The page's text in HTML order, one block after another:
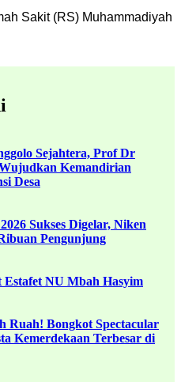
Sakit (RS) Muhammadiyah
Sejahtera, Prof Dr
Kemandirian
Desa
Sukses Digelar, Niken
Pengunjung
NU Mbah Hasyim
Ruah! Bongkot Spectacular
Kemerdekaan Terbesar di